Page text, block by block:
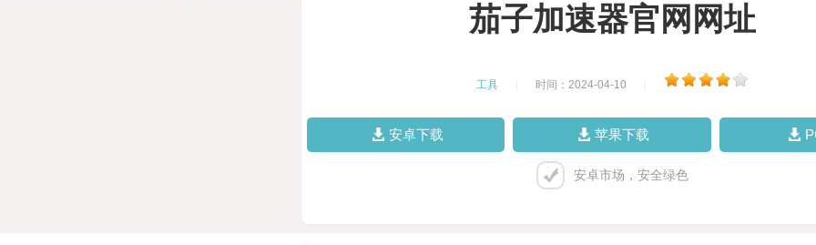
茄子加速器官网网址
工具 时间：2024-04-10
安卓下载 苹果下载
安卓市场，安全绿色